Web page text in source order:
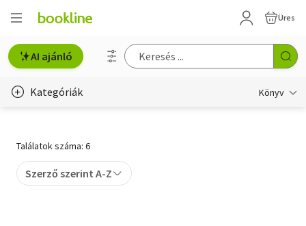
Üres
AI ajánló
Kategóriák Könyv
Gyermek- és ifjúsági
Találatok száma: 6
Szerző szerint A-Z